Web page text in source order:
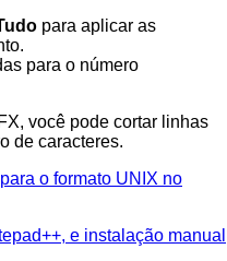
para aplicar as
para o número
você pode cortar linhas
de caracteres.
o formato UNIX no
e instalação manual